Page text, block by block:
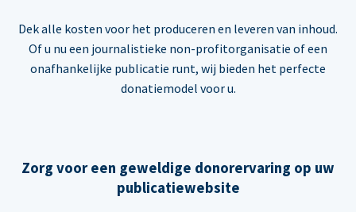
Dek alle kosten voor het produceren en leveren van inhoud.
Of u nu een journalistieke non-profitorganisatie of een
onafhankelijke publicatie runt, wij bieden het perfecte
donatiemodel voor u.
Zorg voor een geweldige donorervaring op uw
publicatiewebsite